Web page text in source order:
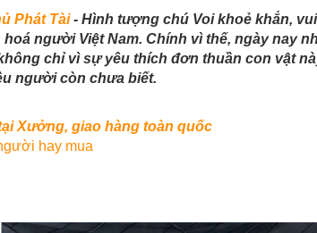
Phát Tài - Hình tượng chú Voi khoẻ khắn,
người Việt Nam. Chính vì thế, ngày nay
chỉ vì sự yêu thích đơn thuần con vật
người còn chưa biết.
Xưởng, giao hàng toàn quốc
hay mua